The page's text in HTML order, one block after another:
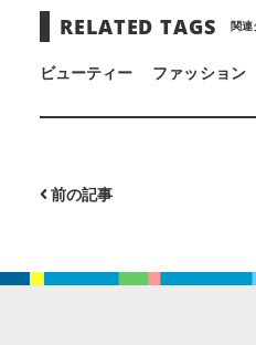
RELATED TAGS 関連
ビューティー ファッション
前の記事